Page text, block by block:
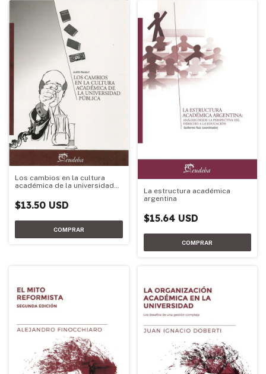
Los cambios en la cultura
académica de la universidad
$13.50 USD
La estructura académica
argentina
$15.64 USD